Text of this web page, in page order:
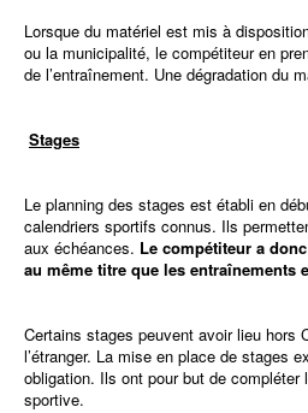
Lorsque du matériel est mis à
ou la municipalité, le compétiteur en
de l’entraînement. Une dégradation du
Stages
Le planning des stages est établi en
calendriers sportifs connus. Ils
aux échéances. Le compétiteur a
au même titre que les entraînements
Certains stages peuvent avoir lieu hors
l’étranger. La mise en place de stages
obligation. Ils ont pour but de compléter
sportive.